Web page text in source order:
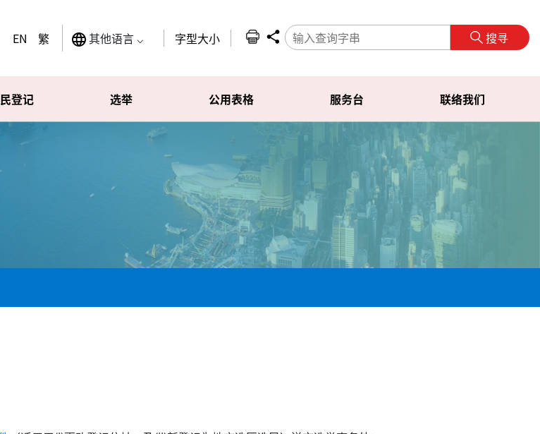
EN 繁 其他语言 ⌵ 字型大小 搜寻
登记 选举 公用表格 服务台 联络我们